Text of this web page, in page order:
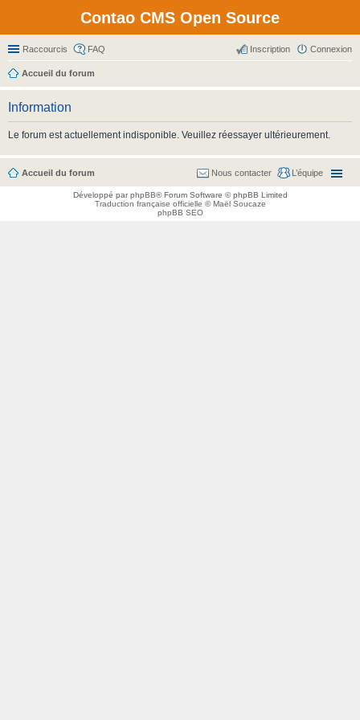
Contao CMS Open Source
Raccourcis FAQ Connexion
Inscription
Accueil du forum
Information
Le forum est actuellement indisponible. Veuillez réessayer ultérieurement.
Accueil du forum L’équipe
Nous contacter
Développé parphpBB® Forum Software © phpBB Limited
Traduction française officielle ©Maël Soucaze
phpBB SEO